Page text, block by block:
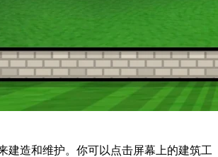
建造和维护。你可以点击屏幕上的建筑工